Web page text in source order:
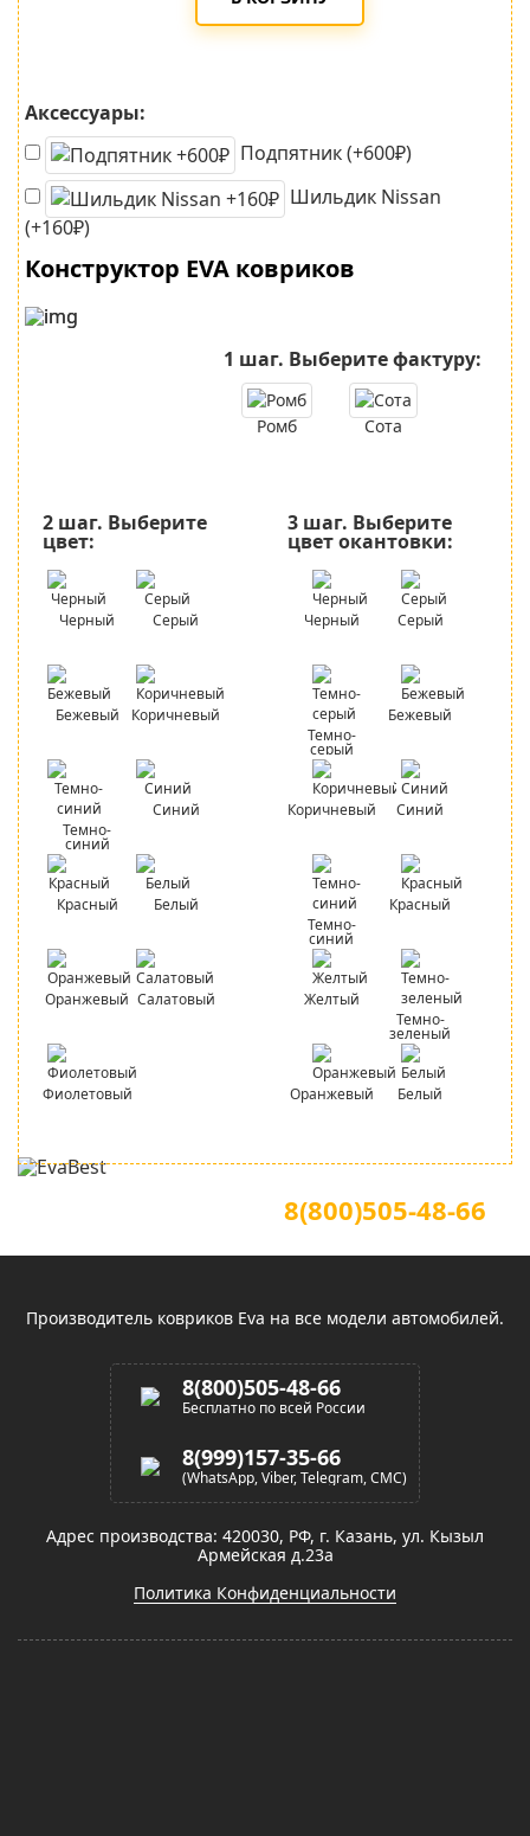
Аксессуары:
Подпятник (+600₽)
Шильдик Nissan
(+160₽)
Конструктор EVA ковриков
1 шаг. Выберите фактуру:
Ромб Сота
2 шаг. Выберите
цвет:
Черный Серый
Бежевый Коричневый
Темно-
синий
Синий
Красный Белый
Оранжевый Салатовый
Фиолетовый
3 шаг. Выберите
цвет окантовки:
Черный Серый
Темно-
серый
Бежевый
Коричневый Синий
Темно-
синий
Красный
Желтый
Темно-
зеленый
Оранжевый Белый
8(800)505-48-66
Производитель ковриков Eva на все модели автомобилей.
8(800)505-48-66
Бесплатно по всей России
8(999)157-35-66
(WhatsApp, Viber, Telegram, СМС)
Адрес производства: 420030, РФ, г. Казань, ул. Кызыл
Армейская д.23а
Политика Конфиденциальности